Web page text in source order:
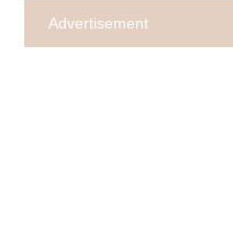
Advertisement